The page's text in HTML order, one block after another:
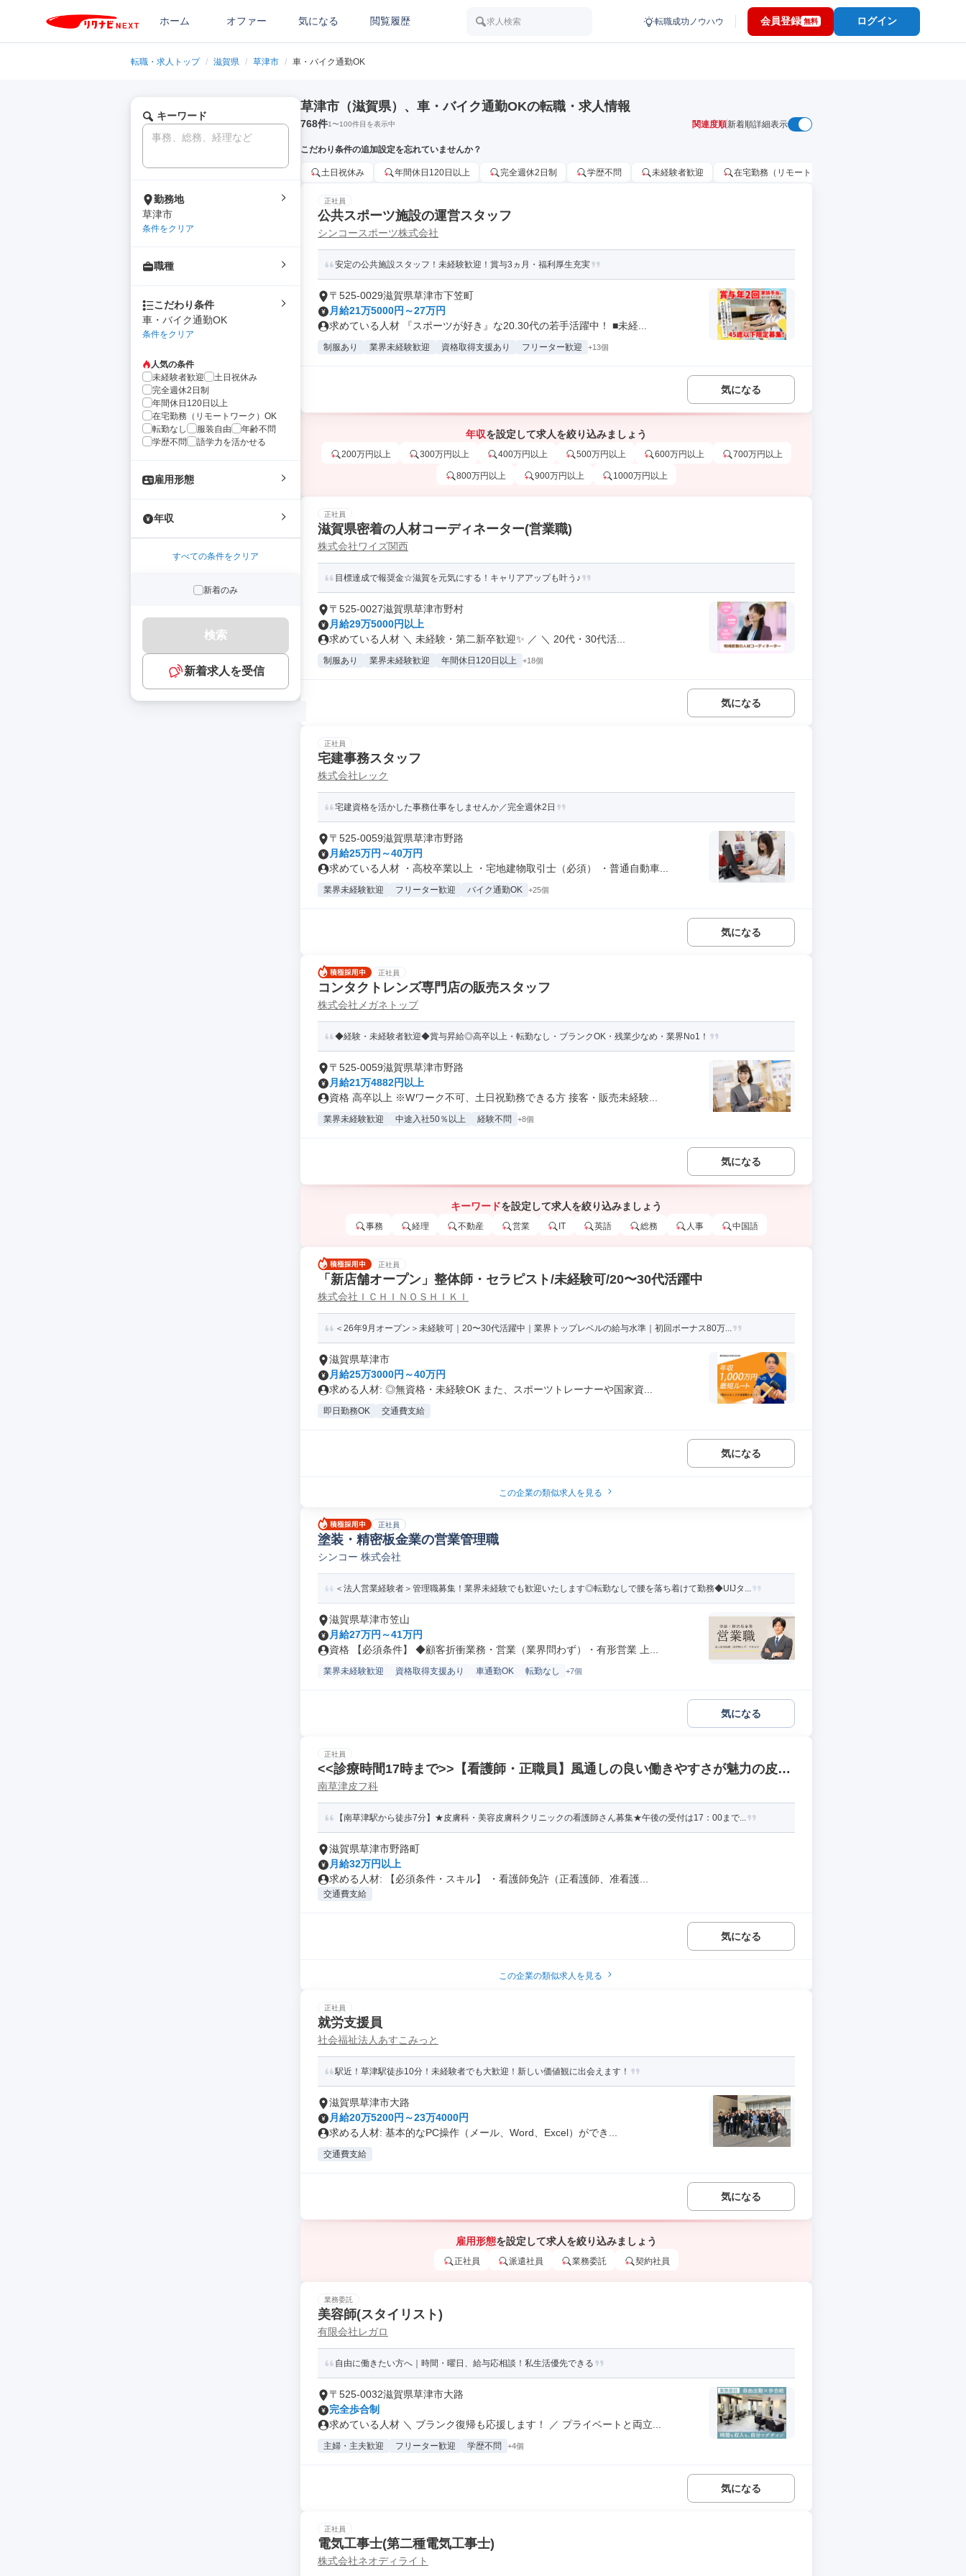
ホーム オファー 気になる 閲覧履歴 求人検索 転職成功ノウハウ 会員登録 無料 ログイン
転職・求人トップ / 滋賀県 / 草津市 / 車・バイク通勤OK
キーワード
勤務地
草津市
条件をクリア
職種
こだわり条件
車・バイク通勤OK
条件をクリア
人気の条件
未経験者歓迎
土日祝休み
完全週休2日制
年間休日120日以上
在宅勤務（リモートワーク）OK
転勤なし
服装自由
年齢不問
学歴不問
語学力を活かせる
雇用形態
年収
すべての条件をクリア
新着のみ
検索
新着求人を受信
草津市（滋賀県）、車・バイク通勤OKの転職・求人情報
768件1〜100件目を表示中 関連度順新着順詳細表示
こだわり条件の追加設定を忘れていませんか？
土日祝休み 年間休日120日以上 完全週休2日制 学歴不問 未経験者歓迎 在宅勤務（リモートワーク）OK
正社員
公共スポーツ施設の運営スタッフ
シンコースポーツ株式会社
安定の公共施設スタッフ！未経験歓迎！賞与3ヵ月・福利厚生充実
〒525-0029滋賀県草津市下笠町
月給21万5000円～27万円
求めている人材 『スポーツが好き』な20.30代の若手活躍中！ ■未経...
制服あり 業界未経験歓迎 資格取得支援あり フリーター歓迎 +13個
気になる
年収を設定して求人を絞り込みましょう
200万円以上 300万円以上 400万円以上 500万円以上 600万円以上 700万円以上
800万円以上 900万円以上 1000万円以上
正社員
滋賀県密着の人材コーディネーター(営業職)
株式会社ワイズ関西
目標達成で報奨金☆滋賀を元気にする！キャリアアップも叶う♪
〒525-0027滋賀県草津市野村
月給29万5000円以上
求めている人材 ＼ 未経験・第二新卒歓迎✨ ／ ＼ 20代・30代活...
制服あり 業界未経験歓迎 年間休日120日以上 +18個
気になる
正社員
宅建事務スタッフ
株式会社レック
宅建資格を活かした事務仕事をしませんか／完全週休2日
〒525-0059滋賀県草津市野路
月給25万円～40万円
求めている人材 ・高校卒業以上 ・宅地建物取引士（必須） ・普通自動車...
業界未経験歓迎 フリーター歓迎 バイク通勤OK +25個
気になる
正社員
コンタクトレンズ専門店の販売スタッフ
株式会社メガネトップ
◆経験・未経験者歓迎◆賞与昇給◎高卒以上・転勤なし・ブランクOK・残業少なめ・業界No1！
〒525-0059滋賀県草津市野路
月給21万4882円以上
資格 高卒以上 ※Wワーク不可、土日祝勤務できる方 接客・販売未経験...
業界未経験歓迎 中途入社50％以上 経験不問 +8個
気になる
キーワードを設定して求人を絞り込みましょう
事務 経理 不動産 営業 IT 英語 総務 人事 中国語
正社員
「新店舗オープン」整体師・セラピスト/未経験可/20〜30代活躍中
株式会社ＩＣＨＩＮＯＳＨＩＫＩ
＜26年9月オープン＞未経験可｜20〜30代活躍中｜業界トップレベルの給与水準｜初回ボーナス80万...
滋賀県草津市
月給25万3000円～40万円
求める人材: ◎無資格・未経験OK また、スポーツトレーナーや国家資...
即日勤務OK 交通費支給
気になる
この企業の類似求人を見る
正社員
塗装・精密板金業の営業管理職
シンコー 株式会社
＜法人営業経験者＞管理職募集！業界未経験でも歓迎いたします◎転勤なしで腰を落ち着けて勤務◆UIJタ...
滋賀県草津市笠山
月給27万円～41万円
資格 【必須条件】 ◆顧客折衝業務・営業（業界問わず）・有形営業 上...
業界未経験歓迎 資格取得支援あり 車通勤OK 転勤なし +7個
気になる
正社員
<<診療時間17時まで>>【看護師・正職員】風通しの良い働きやすさが魅力の皮膚
科・美容皮膚科クリニックです!子育て世代も多数勤務!
南草津皮フ科
【南草津駅から徒歩7分】★皮膚科・美容皮膚科クリニックの看護師さん募集★午後の受付は17：00まで...
滋賀県草津市野路町
月給32万円以上
求める人材: 【必須条件・スキル】 ・看護師免許（正看護師、准看護...
交通費支給
気になる
この企業の類似求人を見る
正社員
就労支援員
社会福祉法人あすこみっと
駅近！草津駅徒歩10分！未経験者でも大歓迎！新しい価値観に出会えます！
滋賀県草津市大路
月給20万5200円～23万4000円
求める人材: 基本的なPC操作（メール、Word、Excel）ができ...
交通費支給
気になる
雇用形態を設定して求人を絞り込みましょう
正社員 派遣社員 業務委託 契約社員
業務委託
美容師(スタイリスト)
有限会社レガロ
自由に働きたい方へ｜時間・曜日、給与応相談！私生活優先できる
〒525-0032滋賀県草津市大路
完全歩合制
求めている人材 ＼ ブランク復帰も応援します！ ／ プライベートと両立...
主婦・主夫歓迎 フリーター歓迎 学歴不問 +4個
気になる
正社員
電気工事士(第二種電気工事士)
株式会社ネオディライト